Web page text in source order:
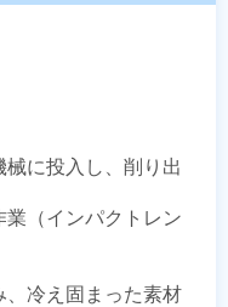
械に投入し、削り出
業（インパクトレン
、冷え固まった素材